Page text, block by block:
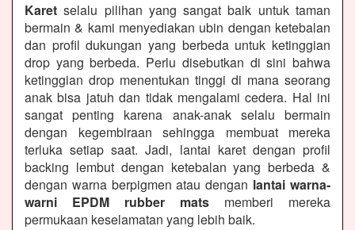
Karet selalu pilihan yang sangat baik untuk taman
bermain & kami menyediakan ubin dengan ketebalan
dan profil dukungan yang berbeda untuk ketinggian
drop yang berbeda. Perlu disebutkan di sini bahwa
ketinggian drop menentukan tinggi di mana seorang
anak bisa jatuh dan tidak mengalami cedera. Hal ini
sangat penting karena anak-anak selalu bermain
dengan kegembiraan sehingga membuat mereka
terluka setiap saat. Jadi, lantai karet dengan profil
backing lembut dengan ketebalan yang berbeda &
dengan warna berpigmen atau dengan lantai warna-
warni EPDM rubber mats memberi mereka
permukaan keselamatan yang lebih baik.